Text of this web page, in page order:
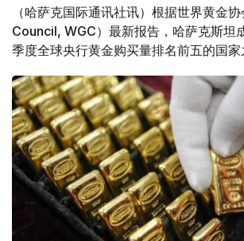
（哈萨克国际通讯社讯）根据世界黄金
Council, WGC）最新报告，哈萨克斯坦
季度全球央行黄金购买量排名前五的国家